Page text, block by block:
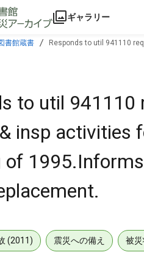
ギャラリー
書館蔵書
Responds to util 941110
to util
insp activities
of
(2011) 震災への備え 被災